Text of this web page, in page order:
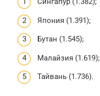
Япония (1.391);
Бутан (1.545);
Малайзия (1.619);
Тайвань (1.736).